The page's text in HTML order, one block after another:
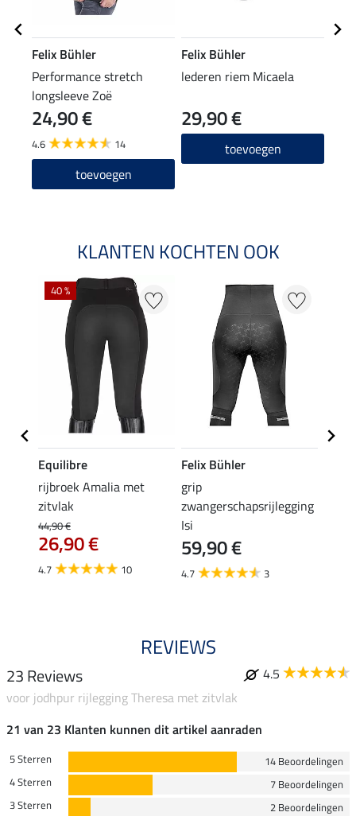
Felix Bühler
Performance stretch
longsleeve Zoë
24,90 €
4.6 14
toevoegen
Felix Bühler
lederen riem Micaela
29,90 €
toevoegen
KLANTEN KOCHTEN OOK
40 %
Equilibre
rijbroek Amalia met
zitvlak
44,90 €
26,90 €
4.7 10
Felix Bühler
grip
zwangerschapsrijlegging
Isi
59,90 €
4.7 3
REVIEWS
23 Reviews
4.5
voor jodhpur rijlegging Theresa met zitvlak
21 van 23 Klanten kunnen dit artikel aanraden
5 Sterren
14 Beoordelingen
4 Sterren
7 Beoordelingen
3 Sterren
2 Beoordelingen